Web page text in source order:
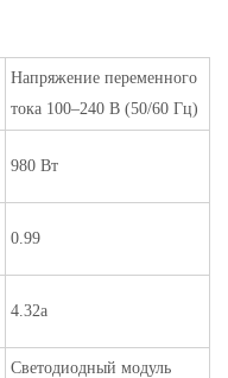
Напряжение переменного
тока 100–240 В (50/60 Гц)
980 Вт
0.99
4.32а
Светодиодный модуль